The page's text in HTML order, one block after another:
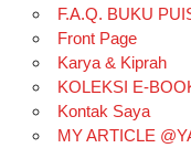
F.A.Q. BUKU
Front Page
Karya & Kiprah
KOLEKSI E-
Kontak Saya
MY ARTICLE